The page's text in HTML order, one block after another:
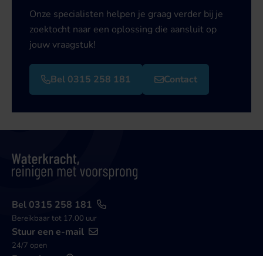
Onze specialisten helpen je graag verder bij je
zoektocht naar een oplossing die aansluit op
jouw vraagstuk!
Bel 0315 258 181 Contact
Bel 0315 258 181
Bereikbaar tot 17.00 uur
Stuur een e-mail
24/7 open